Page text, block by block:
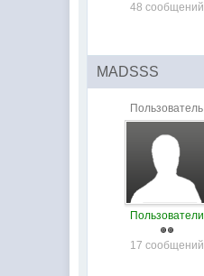
48 сообщений
MADSSS
Пользователь
Пользователи
17 сообщений